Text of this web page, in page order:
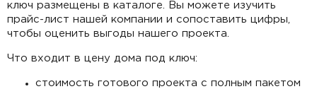
ключ размещены в каталоге. Вы можете изучить
прайс-лист нашей компании и сопоставить цифры,
чтобы оценить выгоды нашего проекта.
Что входит в цену дома под ключ:
стоимость готового проекта с полным пакетом